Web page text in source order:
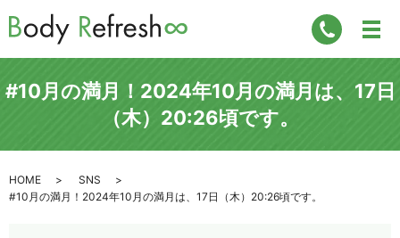
#10月の満月！2024年10月の満月は、17日
（木）20:26頃です。
HOME
SNS
#10月の満月！2024年10月の満月は、17日（木）20:26頃です。